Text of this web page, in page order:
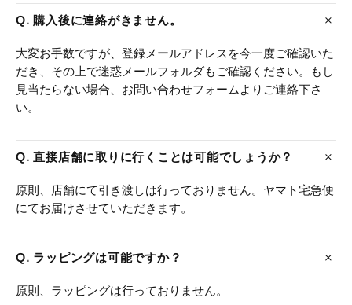
Q. 購入後に連絡がきません。
大変お手数ですが、登録メールアドレスを今一度ご確認いた
だき、その上で迷惑メールフォルダもご確認ください。もし
見当たらない場合、お問い合わせフォームよりご連絡下さ
い。
Q. 直接店舗に取りに行くことは可能でしょうか？
原則、店舗にて引き渡しは行っておりません。ヤマト宅急便
にてお届けさせていただきます。
Q. ラッピングは可能ですか？
原則、ラッピングは行っておりません。